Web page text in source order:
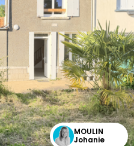
MOULIN
Johanie